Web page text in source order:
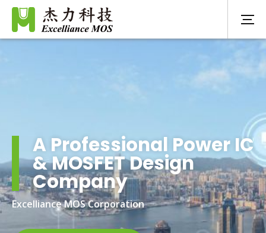
A Professional Power IC
& MOSFET Design
Company
Excelliance MOS Corporation